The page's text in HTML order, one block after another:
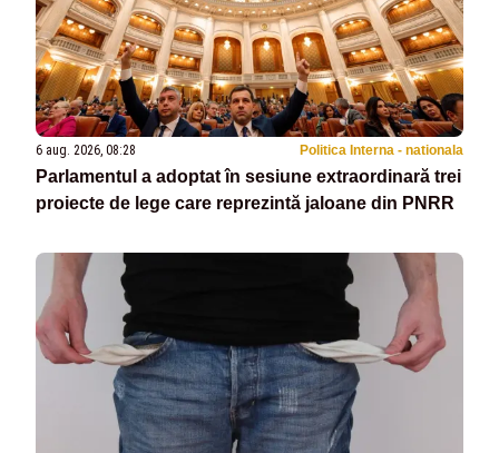
6 aug. 2026, 08:28 Politica Interna - nationala
Parlamentul a adoptat în sesiune extraordinară trei
proiecte de lege care reprezintă jaloane din PNRR